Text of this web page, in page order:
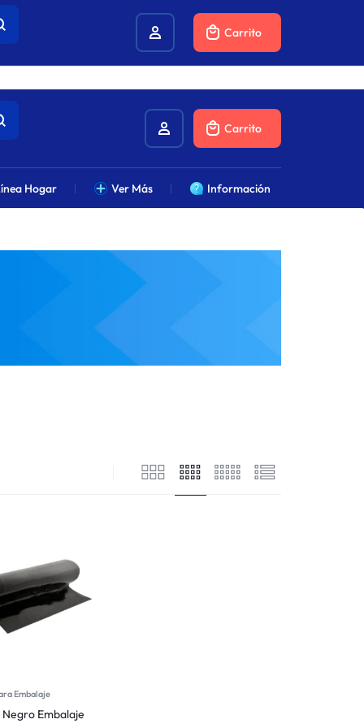
Carrito
Hogar Ver Más Información
Carrito
Embalaje
Negro Embalaje